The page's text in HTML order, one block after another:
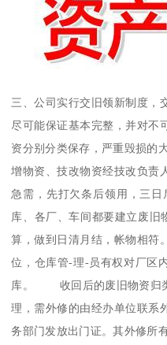
三、公司实行交旧领新制度，
尽可能保证基本完整，并对不
资分别分类保存，严重毁损
增物资、技改物资经技改负责
急需，先打欠条后领用，
库、各厂、车间都要建立废
算，做到日清月结，帐物相符
位，仓库管-理-员有权对厂区
库。 收回后的废旧物资归类
理，需外修的由经办单位联系
务部门发放出门证。其外修